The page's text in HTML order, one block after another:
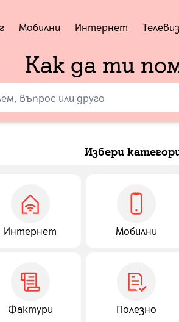
Мобилни Интернет
Как да ти
Избери
Интернет Мобилни
Фактури Полезно